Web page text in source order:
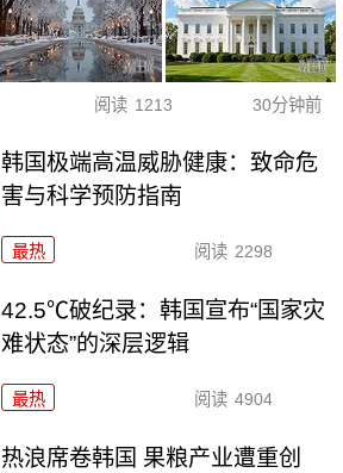
阅读 1213 30分钟前
韩国极端高温威胁健康：致命危
害与科学预防指南
最热 阅读 2298
42.5℃破纪录：韩国宣布“国家灾
难状态”的深层逻辑
最热 阅读 4904
热浪席卷韩国 果粮产业遭重创